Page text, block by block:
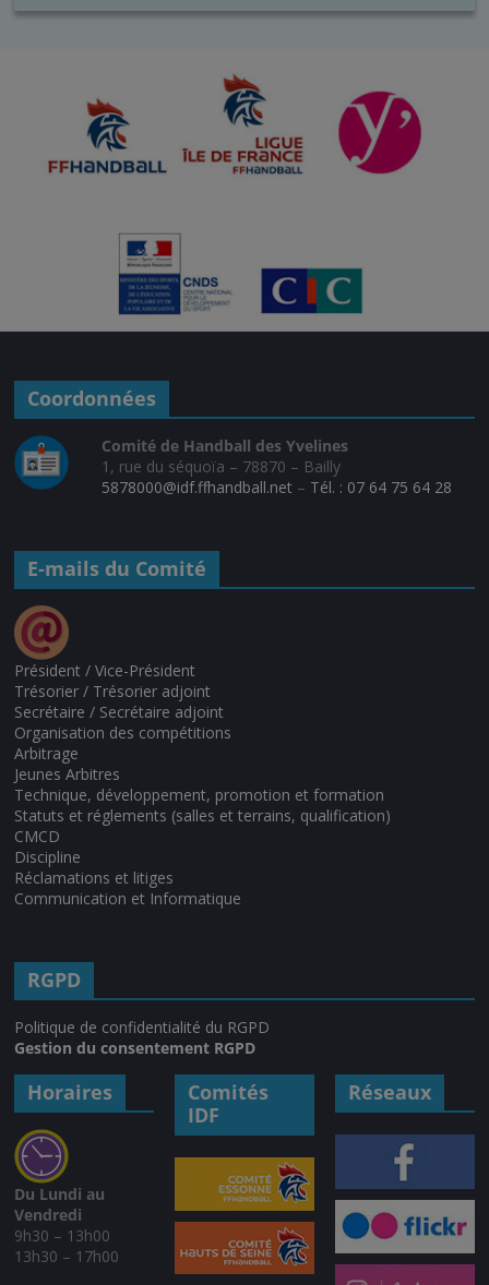
Coordonnées
Comité de Handball des Yvelines
1, rue du séquoïa – 78870 – Bailly
5878000@idf.ffhandball.net – Tél. : 07 64 75 64 28
E-mails du Comité
Président / Vice-Président
Trésorier / Trésorier adjoint
Secrétaire / Secrétaire adjoint
Organisation des compétitions
Arbitrage
Jeunes Arbitres
Technique, développement, promotion et formation
Statuts et réglements (salles et terrains, qualification)
CMCD
Discipline
Réclamations et litiges
Communication et Informatique
RGPD
Politique de confidentialité du RGPD
Gestion du consentement RGPD
Horaires
Du Lundi au
Vendredi
9h30 – 13h00
13h30 – 17h00
Comités
IDF
Réseaux